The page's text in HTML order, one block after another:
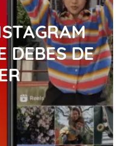
DEBES DE